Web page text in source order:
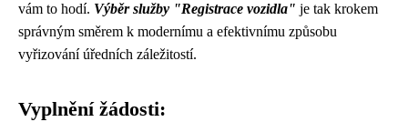
vám to hodí. Výběr služby "Registrace vozidla" je tak krokem
správným směrem k modernímu a efektivnímu způsobu
vyřizování úředních záležitostí.
Vyplnění žádosti: